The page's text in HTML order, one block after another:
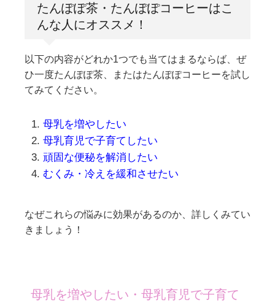
たんぽぽ茶・たんぽぽコーヒーはこ
んな人にオススメ！
以下の内容がどれか1つでも当てはまるならば、ぜ
ひ一度たんぽぽ茶、またはたんぽぽコーヒーを試し
てみてください。
母乳を増やしたい
母乳育児で子育てしたい
頑固な便秘を解消したい
むくみ・冷えを緩和させたい
なぜこれらの悩みに効果があるのか、詳しくみてい
きましょう！
母乳を増やしたい・母乳育児で子育て